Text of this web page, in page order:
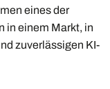
eines der
in einem Markt, in
zuverlässigen KI-